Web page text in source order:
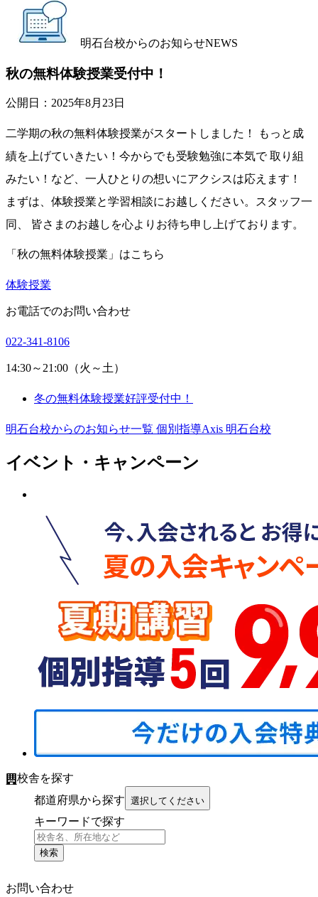
明石台校からのお知らせNEWS
秋の無料体験授業受付中！
公開日： 2025年8月23日
二学期の秋の無料体験授業がスタートしました！ もっと成
績を上げていきたい！今からでも受験勉強に本気で 取り組
みたい！など、一人ひとりの想いにアクシスは応えます！
まずは、体験授業と学習相談にお越しください。スタッフ一
同、 皆さまのお越しを心よりお待ち申し上げております。
「秋の無料体験授業」はこちら
体験授業
お電話でのお問い合わせ
022-341-8106
14:30～21:00（火～土）
冬の無料体験授業好評受付中！
明石台校からのお知らせ一覧 個別指導Axis 明石台校
イベント・キャンペーン
校舎を探す
都道府県から探す 選択してください
キーワードで探す
検索
お問い合わせ